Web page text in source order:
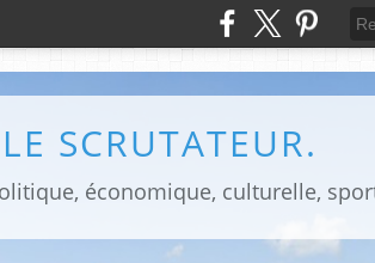
LE SCRUTATEUR.